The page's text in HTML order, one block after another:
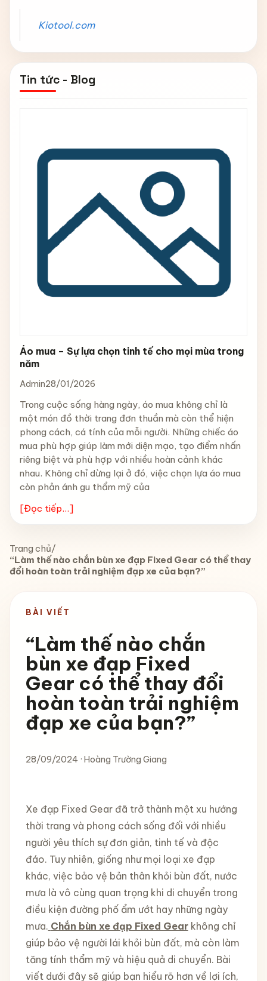
Kiotool.com
Tin tức - Blog
Áo mua – Sự lựa chọn tinh tế cho mọi mùa trong
năm
Admin28/01/2026
Trong cuộc sống hàng ngày, áo mua không chỉ là
một món đồ thời trang đơn thuần mà còn thể hiện
phong cách, cá tính của mỗi người. Những chiếc áo
mua phù hợp giúp làm mới diện mạo, tạo điểm nhấn
riêng biệt và phù hợp với nhiều hoàn cảnh khác
nhau. Không chỉ dừng lại ở đó, việc chọn lựa áo mua
còn phản ánh gu thẩm mỹ của
[Đọc tiếp...]
Trang chủ/
“Làm thế nào chắn bùn xe đạp Fixed Gear có thể thay
đổi hoàn toàn trải nghiệm đạp xe của bạn?”
BÀI VIẾT
“Làm thế nào chắn
bùn xe đạp Fixed
Gear có thể thay đổi
hoàn toàn trải nghiệm
đạp xe của bạn?”
28/09/2024 · Hoàng Trường Giang
Xe đạp Fixed Gear đã trở thành một xu hướng
thời trang và phong cách sống đối với nhiều
người yêu thích sự đơn giản, tinh tế và độc
đáo. Tuy nhiên, giống như mọi loại xe đạp
khác, việc bảo vệ bản thân khỏi bùn đất, nước
mưa là vô cùng quan trọng khi di chuyển trong
điều kiện đường phố ẩm ướt hay những ngày
mưa. Chắn bùn xe đạp Fixed Gearkhông chỉ
giúp bảo vệ người lái khỏi bùn đất, mà còn làm
tăng tính thẩm mỹ và hiệu quả di chuyển. Bài
viết dưới đây sẽ giúp bạn hiểu rõ hơn về lợi ích,